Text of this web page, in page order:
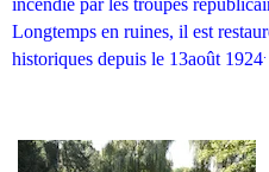
incendié par les troupes
Longtemps en ruines, il est
historiques depuis le 13août 1924.